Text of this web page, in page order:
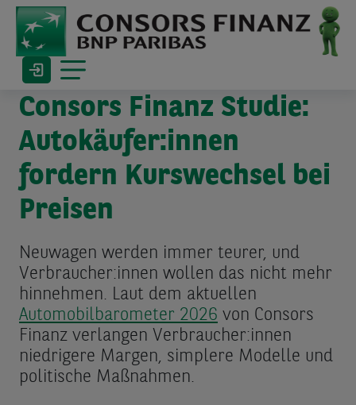
Consors Finanz Studie:
Autokäufer:innen
fordern Kurswechsel bei
Preisen
Neuwagen werden immer teurer, und
Verbraucher:innen wollen das nicht mehr
hinnehmen. Laut dem aktuellen
Automobilbarometer 2026 von Consors
Finanz verlangen Verbraucher:innen
niedrigere Margen, simplere Modelle und
politische Maßnahmen.